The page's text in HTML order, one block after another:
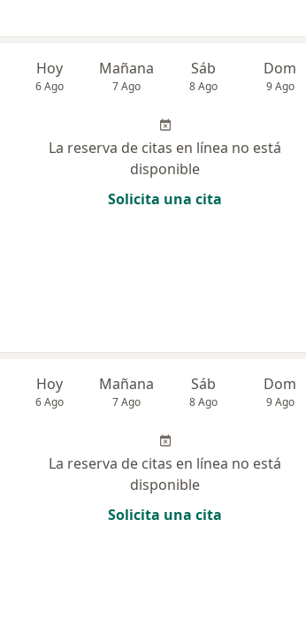
Hoy
6 Ago
Mañana
7 Ago
Sáb
8 Ago
Dom
9 Ago
La reserva de citas en línea no está
disponible
Solicita una cita
Hoy
6 Ago
Mañana
7 Ago
Sáb
8 Ago
Dom
9 Ago
La reserva de citas en línea no está
disponible
Solicita una cita